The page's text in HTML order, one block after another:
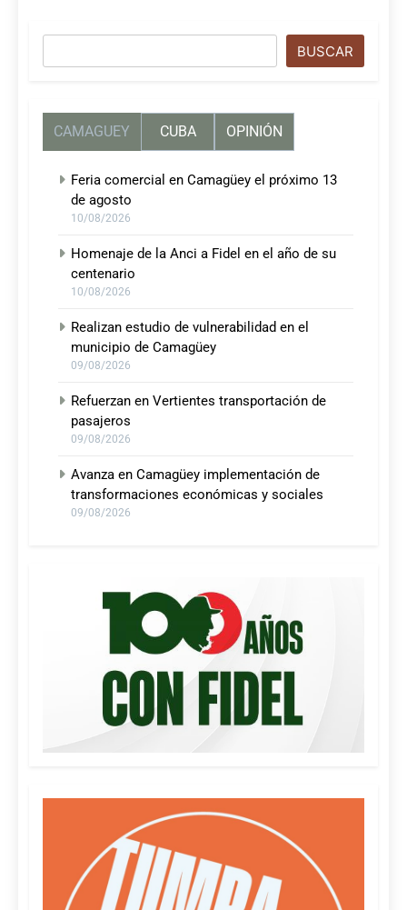
BUSCAR
CAMAGUEY CUBA OPINIÓN
Feria comercial en Camagüey el próximo 13
de agosto
10/08/2026
Homenaje de la Anci a Fidel en el año de su
centenario
10/08/2026
Realizan estudio de vulnerabilidad en el
municipio de Camagüey
09/08/2026
Refuerzan en Vertientes transportación de
pasajeros
09/08/2026
Avanza en Camagüey implementación de
transformaciones económicas y sociales
09/08/2026